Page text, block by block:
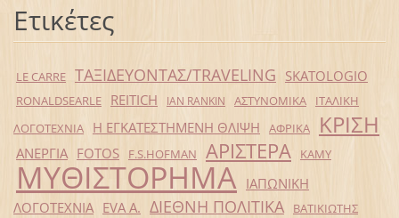
Ετικέτες
LE CARRE ΤΑΞΙΔΕΥΟΝΤΑΣ/TRAVELING SKATOLOGIO
RONALDSEARLE REITICH IAN RANKIN ΑΣΤΥΝΟΜΙΚΑ
ΙΤΑΛΙΚΗ
ΛΟΓΟΤΕΧΝΙΑ
Η ΕΓΚΑΤΕΣΤΗΜΕΝΗ ΘΛΙΨΗ ΑΦΡΙΚΑ ΚΡΙΣΗ
ΑΝΕΡΓΙΑ FOTOS F.S.HOFMAN ΑΡΙΣΤΕΡΑ ΚΑΜΥ
ΜΥΘΙΣΤΟΡΗΜΑ ΙΑΠΩΝΙΚΗ
ΛΟΓΟΤΕΧΝΙΑ EVA Α. ΔΙΕΘΝΗ ΠΟΛΙΤΙΚΑ ΒΑΤΙΚΙΩΤΗΣ